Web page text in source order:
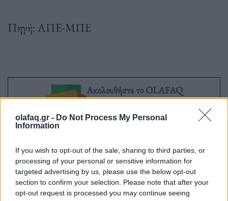
olafaq.gr - Do Not Process My Personal
Information
If you wish to opt-out of the sale, sharing to third parties, or
processing of your personal or sensitive information for
targeted advertising by us, please use the below opt-out
section to confirm your selection. Please note that after your
opt-out request is processed you may continue seeing
Πηγή: ΑΠΕ-ΜΠΕ
Ακολουθήστε το OLAFAQ
Newsroom